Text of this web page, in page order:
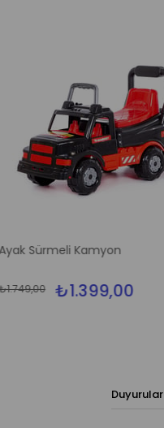
Ayak Sürmeli Kamyon
₺1.399,00
Duyurular